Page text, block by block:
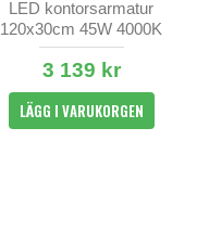
LED kontorsarmatur
120x30cm 45W 4000K
pendlad upp/nedljus
3 139 kr
LÄGG I VARUKORGEN